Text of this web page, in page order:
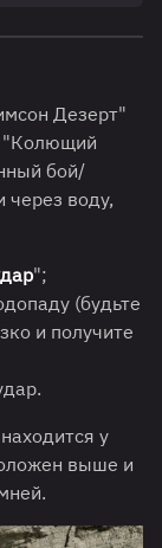
Дезерт"
"Колющий
бой/
через воду,
";
(будьте
и получите
у
выше и